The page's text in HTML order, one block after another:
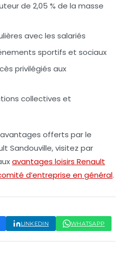
de 2,05 % de la masse
avec les salariés
sportifs et sociaux
privilégiés aux
collectives et
avantages offerts par le
Sandouville, visitez par
avantages loisirs Renault
d’entreprise en général.
LINKEDIN WHATSAPP